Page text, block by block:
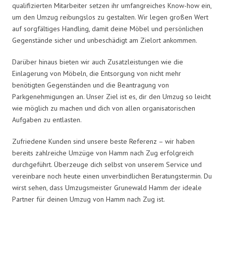
qualifizierten Mitarbeiter setzen ihr umfangreiches Know-how ein,
um den Umzug reibungslos zu gestalten. Wir legen großen Wert
auf sorgfältiges Handling, damit deine Möbel und persönlichen
Gegenstände sicher und unbeschädigt am Zielort ankommen.
Darüber hinaus bieten wir auch Zusatzleistungen wie die
Einlagerung von Möbeln, die Entsorgung von nicht mehr
benötigten Gegenständen und die Beantragung von
Parkgenehmigungen an. Unser Ziel ist es, dir den Umzug so leicht
wie möglich zu machen und dich von allen organisatorischen
Aufgaben zu entlasten.
Zufriedene Kunden sind unsere beste Referenz – wir haben
bereits zahlreiche Umzüge von Hamm nach Zug erfolgreich
durchgeführt. Überzeuge dich selbst von unserem Service und
vereinbare noch heute einen unverbindlichen Beratungstermin. Du
wirst sehen, dass Umzugsmeister Grunewald Hamm der ideale
Partner für deinen Umzug von Hamm nach Zug ist.